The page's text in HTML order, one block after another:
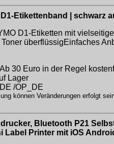
D1-Etikettenband | schwarz
D1-Etiketten mit
überflüssigEinfaches
30 Euro in der Regel
Lager
/OP_DE
können Veränderungen erfolgt
Bluetooth P21
Label Printer mit iOS